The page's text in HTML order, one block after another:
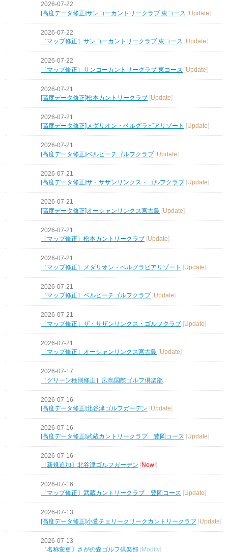
2026-07-22
[高度データ修正]サンコーカントリークラブ 東コース [Update]
2026-07-22
［マップ修正］サンコーカントリークラブ 東コース [Update]
2026-07-22
［マップ修正］サンコーカントリークラブ 東コース [Update]
2026-07-21
[高度データ修正]松本カントリークラブ [Update]
2026-07-21
[高度データ修正]メダリオン・ベルグラビアリゾート
Update
2026-07-21
[高度データ修正]ベルビーチゴルフクラブ [Update]
2026-07-21
[高度データ修正]ザ・サザンリンクス・ゴルフクラブ
Update
2026-07-21
[高度データ修正]オーシャンリンクス宮古島 [Update]
2026-07-21
［マップ修正］松本カントリークラブ
Update
2026-07-21
［マップ修正］メダリオン・ベルグラビアリゾート
[Update]
2026-07-21
［マップ修正］ベルビーチゴルフクラブ [Update]
2026-07-21
［マップ修正］ザ・サザンリンクス・ゴルフクラブ [Update]
2026-07-21
［マップ修正］オーシャンリンクス宮古島 [Update]
2026-07-17
［グリーン種別修正］広島国際ゴルフ倶楽部
2026-07-16
[高度データ修正]北谷津ゴルフガーデン [Update]
2026-07-16
[高度データ修正]武蔵カントリークラブ 豊岡コース
Update
2026-07-16
［新規追加〕北谷津ゴルフガーデン [New!]
2026-07-16
［マップ修正〕武蔵カントリークラブ 豊岡コース
Update
2026-07-13
[高度データ修正]小萱チェリークリークカントリークラブ [Update]
2026-07-13
［名称変更〕さがの森ゴルフ倶楽部
Modify